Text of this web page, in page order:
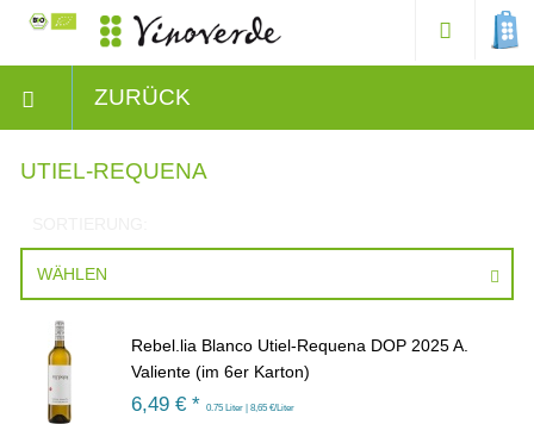
ZURÜCK
UTIEL-REQUENA
WÄHLEN
Rebel.lia Blanco Utiel-Requena DOP 2025 A.
Valiente (im 6er Karton)
6,49 € * 0.75 Liter | 8,65 €/Liter